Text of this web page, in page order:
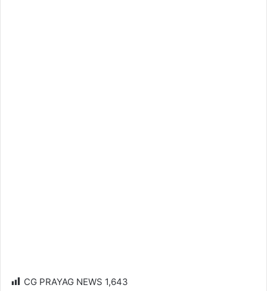
CG PRAYAG NEWS 1,643